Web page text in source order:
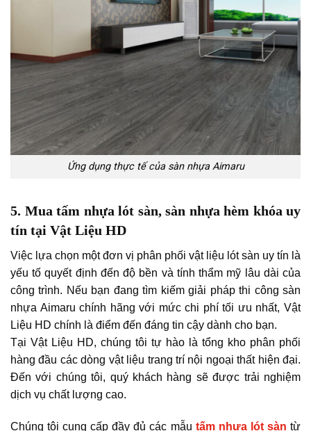
Ứng dụng thực tế của sàn nhựa Aimaru
5. Mua tấm nhựa lót sàn, sàn nhựa hèm khóa uy
tín tại Vật Liệu HD
Việc lựa chọn một đơn vị phân phối vật liệu lót sàn uy tín là
yếu tố quyết định đến độ bền và tính thẩm mỹ lâu dài của
công trình. Nếu bạn đang tìm kiếm giải pháp thi công sàn
nhựa Aimaru chính hãng với mức chi phí tối ưu nhất, Vật
Liệu HD chính là điểm đến đáng tin cậy dành cho bạn.
Tại Vật Liệu HD, chúng tôi tự hào là tổng kho phân phối
hàng đầu các dòng vật liệu trang trí nội ngoại thất hiện đại.
Đến với chúng tôi, quý khách hàng sẽ được trải nghiệm
dịch vụ chất lượng cao.
Chúng tôi cung cấp đầy đủ các mẫu tấm nhựa lót sàn từ